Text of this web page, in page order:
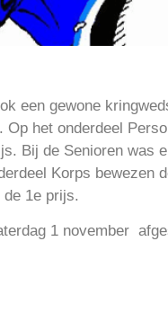
een gewone
Op het onderdeel
Bij de Senioren was
Korps bewezen
1e prijs.
1 november